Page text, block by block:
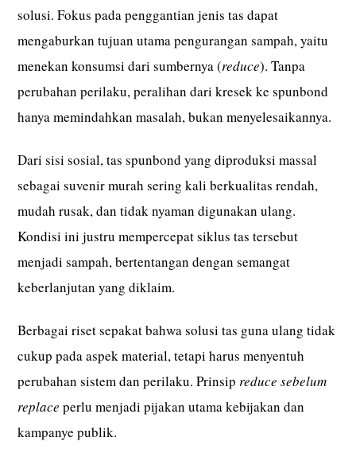
solusi. Fokus pada penggantian jenis tas dapat
mengaburkan tujuan utama pengurangan sampah, yaitu
menekan konsumsi dari sumbernya (reduce). Tanpa
perubahan perilaku, peralihan dari kresek ke spunbond
hanya memindahkan masalah, bukan menyelesaikannya.
Dari sisi sosial, tas spunbond yang diproduksi massal
sebagai suvenir murah sering kali berkualitas rendah,
mudah rusak, dan tidak nyaman digunakan ulang.
Kondisi ini justru mempercepat siklus tas tersebut
menjadi sampah, bertentangan dengan semangat
keberlanjutan yang diklaim.
Berbagai riset sepakat bahwa solusi tas guna ulang tidak
cukup pada aspek material, tetapi harus menyentuh
perubahan sistem dan perilaku. Prinsipreduce sebelum
replace perlu menjadi pijakan utama kebijakan dan
kampanye publik.